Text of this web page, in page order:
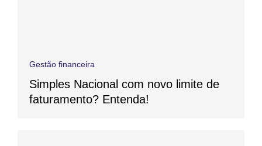
Gestão financeira
Simples Nacional com novo limite de
faturamento? Entenda!